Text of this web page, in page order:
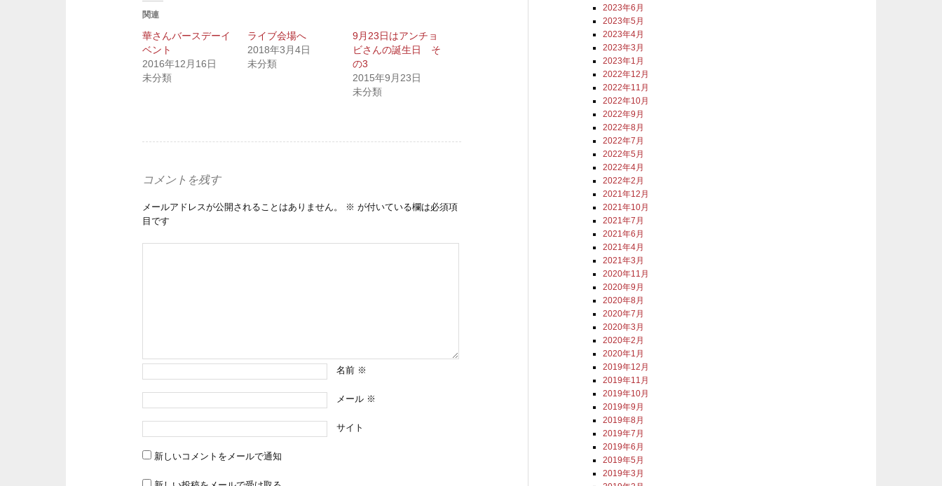
関連
華さんバースデーイ
ベント
2016年12月16日
未分類
ライブ会場へ
2018年3月4日
未分類
9月23日はアンチョ
ビさんの誕生日 そ
の3
2015年9月23日
未分類
コメントを残す
メールアドレスが公開されることはありません。 ※ が付いている欄は必須項
目です
名前 ※
メール ※
サイト
新しいコメントをメールで通知
2023年6月
2023年5月
2023年4月
2023年3月
2023年1月
2022年12月
2022年11月
2022年10月
2022年9月
2022年8月
2022年7月
2022年5月
2022年4月
2022年2月
2021年12月
2021年10月
2021年7月
2021年6月
2021年4月
2021年3月
2020年11月
2020年9月
2020年8月
2020年7月
2020年3月
2020年2月
2020年1月
2019年12月
2019年11月
2019年10月
2019年9月
2019年8月
2019年7月
2019年6月
2019年5月
2019年3月